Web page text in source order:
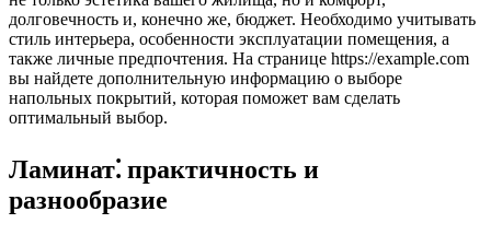
долговечность и, конечно же, бюджет. Необходимо учитывать
стиль интерьера, особенности эксплуатации помещения, а
также личные предпочтения. На странице https://example.com
вы найдете дополнительную информацию о выборе
напольных покрытий, которая поможет вам сделать
оптимальный выбор.
Ламинат⁚ практичность и
разнообразие